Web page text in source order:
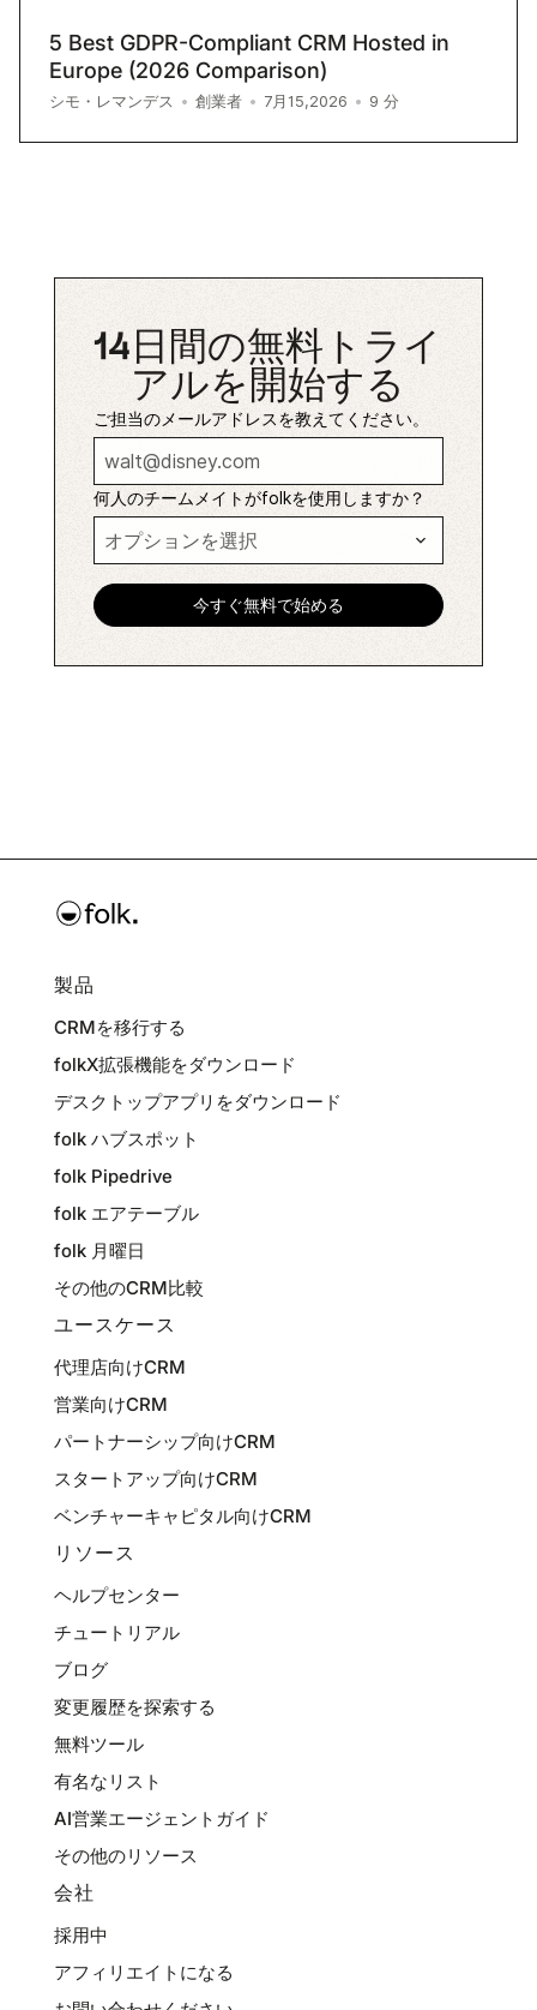
5 Best GDPR-Compliant CRM Hosted in
Europe (2026 Comparison)
シモ・レマンデス • 創業者 • 7月15,2026 • 9 分
14日間の無料トライ
アルを開始する
ご担当のメールアドレスを教えてください。
何人のチームメイトがfolkを使用しますか？
製品
CRMを移行する
folkX拡張機能をダウンロード
デスクトップアプリをダウンロード
folk ハブスポット
folk Pipedrive
folk エアテーブル
folk 月曜日
その他のCRM比較
ユースケース
代理店向けCRM
営業向けCRM
パートナーシップ向けCRM
スタートアップ向けCRM
ベンチャーキャピタル向けCRM
リソース
ヘルプセンター
チュートリアル
ブログ
変更履歴を探索する
無料ツール
有名なリスト
AI営業エージェントガイド
その他のリソース
会社
採用中
アフィリエイトになる